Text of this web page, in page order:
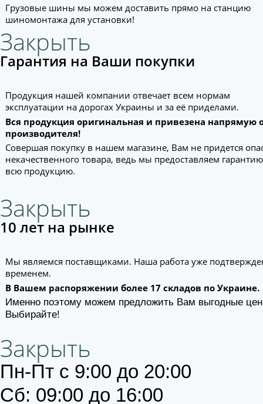
Грузовые шины мы можем доставить прямо на станцию
шиномонтажа для установки!
Закрыть
Гарантия на Ваши покупки
Продукция нашей компании отвечает всем нормам
эксплуатации на дорогах Украины и за её приделами.
Вся продукция оригинальная и привезена напрямую
производителя!
Совершая покупку в нашем магазине, Вам не придется
некачественного товара, ведь мы предоставляем
всю продукцию.
Закрыть
10 лет на рынке
Мы являемся поставщиками. Наша работа уже
временем.
В Вашем распоряжении более 17 складов по Украине.
Именно поэтому можем предложить Вам выгодные
Выбирайте!
Закрыть
Пн-Пт с 9:00 до 20:00
Сб: 09:00 до 16:00